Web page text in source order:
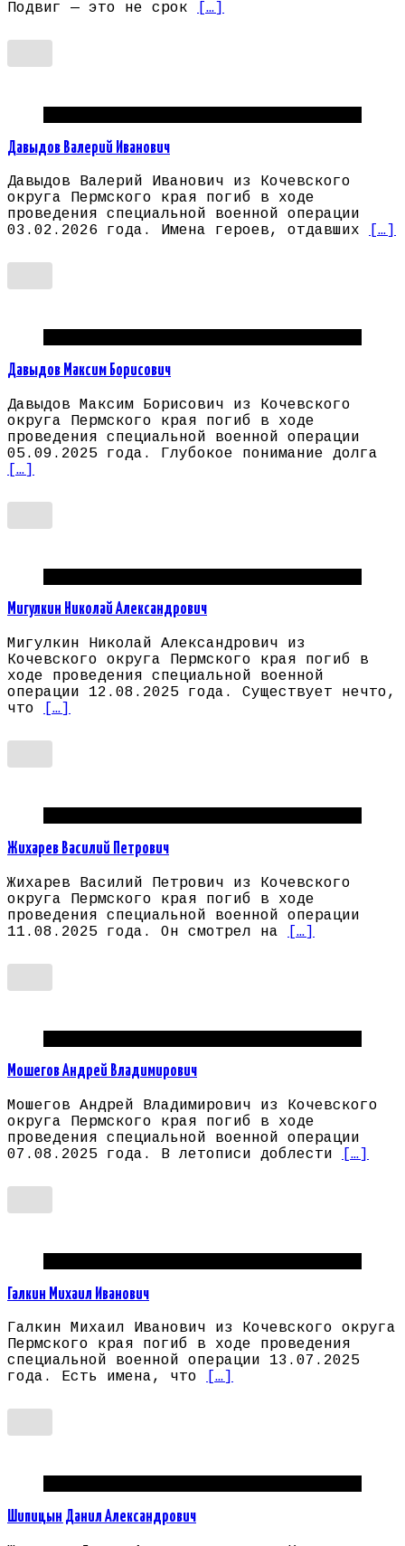
Подвиг — это не срок
[…]
Давыдов Валерий Иванович
Давыдов Валерий Иванович из Кочевского
округа Пермского края погиб в ходе
проведения специальной военной операции
03.02.2026 года. Имена героев, отдавших
[…]
Давыдов Максим Борисович
Давыдов Максим Борисович из Кочевского
округа Пермского края погиб в ходе
проведения специальной военной операции
05.09.2025 года. Глубокое понимание долга
[…]
Мигулкин Николай Александрович
Мигулкин Николай Александрович из
Кочевского округа Пермского края погиб в
ходе проведения специальной военной
операции 12.08.2025 года. Существует нечто,
что
[…]
Жихарев Василий Петрович
Жихарев Василий Петрович из Кочевского
округа Пермского края погиб в ходе
проведения специальной военной операции
11.08.2025 года. Он смотрел на
[…]
Мошегов Андрей Владимирович
Мошегов Андрей Владимирович из Кочевского
округа Пермского края погиб в ходе
проведения специальной военной операции
07.08.2025 года. В летописи доблести
[…]
Галкин Михаил Иванович
Галкин Михаил Иванович из Кочевского округа
Пермского края погиб в ходе проведения
специальной военной операции 13.07.2025
года. Есть имена, что
[…]
Шипицын Данил Александрович